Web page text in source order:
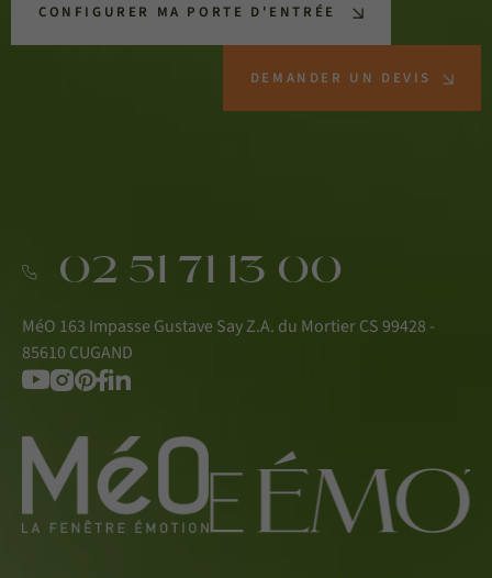
CONFIGURER MA PORTE D'ENTRÉE
DEMANDER UN DEVIS
02 51 71 13 00
MéO 163 Impasse Gustave Say Z.A. du Mortier CS 99428 -
85610 CUGAND